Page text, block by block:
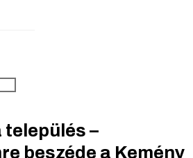
település –
beszéde a Kemény